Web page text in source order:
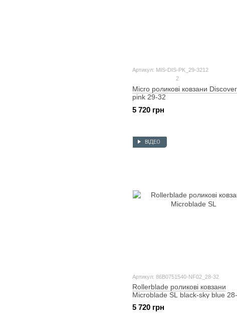
Артикул: MIS-DIS-PK_29-3212
2
Micro роликові ковзани
pink 29-32
5 720 грн
ВІДЕО
Артикул: 86B0751540-NF02_28-32
Rollerblade роликові ковзани
Microblade SL black-sky blue
5 720 грн